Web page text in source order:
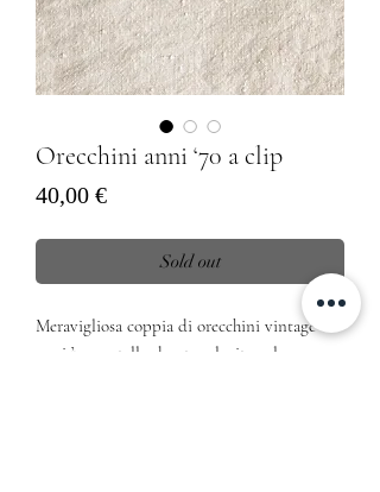
Orecchini anni ‘70 a clip
40,00 €Prezzo
Sold out
Meravigliosa coppia di orecchini vintage
anni ’70, metallo dorato e lucite colore